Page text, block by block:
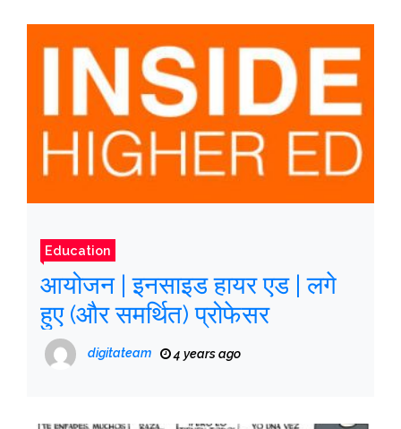
Education
आयोजन | इनसाइड हायर एड | लगे
हुए (और समर्थित) प्रोफेसर
digitateam 4 years ago